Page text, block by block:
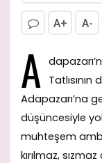
A+ A-
A
Adapazarı’na
düşüncesiyle
muhteşem
kırılmaz,